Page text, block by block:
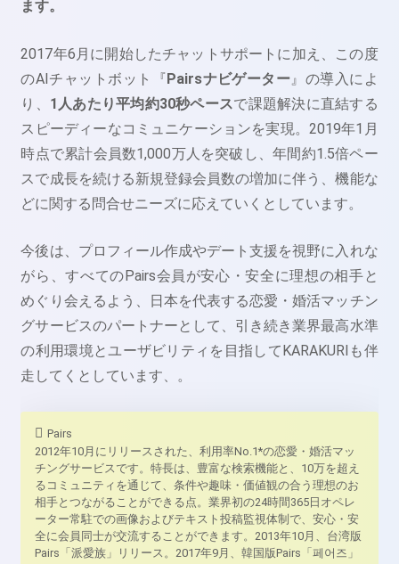
ます。
2017年6月に開始したチャットサポートに加え、この度
のAIチャットボット『Pairsナビゲーター 』の導入によ
り、 1人あたり平均約30秒ペースで課題解決に直結する
スピーディーなコミュニケーションを実現。2019年1月
時点で累計会員数1,000万人を突破し、年間約1.5倍ペー
スで成長を続ける新規登録会員数の増加に伴う、機能な
どに関する問合せニーズに応えていくとしています。
今後は、プロフィール作成やデート支援を視野に入れな
がら、すべてのPairs会員が安心・安全に理想の相手と
めぐり会えるよう、日本を代表する恋愛・婚活マッチン
グサービスのパートナーとして、引き続き業界最高水準
の利用環境とユーザビリティを目指してKARAKURIも伴
走してくとしています、。
Pairs
2012年10月にリリースされた、利用率No.1*の恋愛・婚活マッ
チングサービスです。特長は、豊富な検索機能と、10万を超え
るコミュニティを通じて、条件や趣味・価値観の合う理想のお
相手とつながることができる点。業界初の24時間365日オペレ
ーター常駐での画像およびテキスト投稿監視体制で、安心・安
全に会員同士が交流することができます。2013年10月、台湾版
Pairs「派愛族」リリース。2017年9月、韓国版Pairs「페어즈」